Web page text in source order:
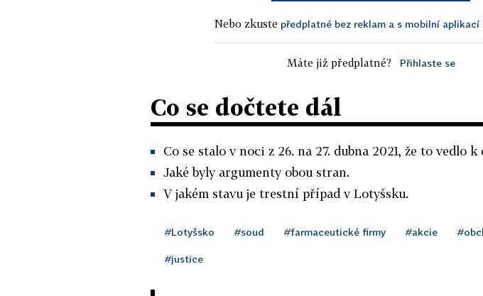
Nebo zkuste předplatné bez reklam a s mobilní aplikací
Máte již předplatné? Přihlaste se
Co se dočtete dál
Co se stalo v noci z 26. na 27. dubna 2021, že to vedlo
Jaké byly argumenty obou stran.
V jakém stavu je trestní případ v Lotyšsku.
#Lotyšsko #soud #farmaceutické firmy #akcie
#justice